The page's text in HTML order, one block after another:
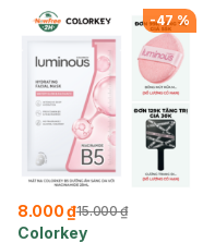
-47%
8.000 ₫15.000 ₫
Colorkey